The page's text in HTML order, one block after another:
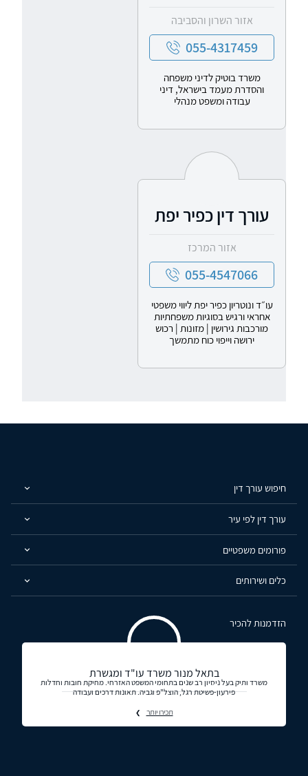
אזור השרון והסביבה
055-4317459
משרד בוטיק לדיני משפחה
והסדרת מעמד בישראל, דיני
עבודה ומשפט מנהלי
עורך דין כפיר יפת
אזור המרכז
055-4547066
עו״ד ונוטריון כפיר יפת ליווי משפטי
אחראי ורגיש בסוגיות משפחתיות
מורכבות גירושין | מזונות | רכוש
ירושה וייפוי כוח מתמשך
חיפוש עורך דין
עורך דין לפי עיר
פורומים משפטיים
כלים ושירותים
הזדמנות להכיר
בתאל מנור משרד עו"ד ומגשרת
משרד ותיק בעל ניסיון רב שנים בתחומי המשפט האזרחי. מחיקת חובות וחדלות
פירעון-פשיטת רגל, הוצל"פ וגביה. תאונות דרכים ועבודה
תכירו יותר